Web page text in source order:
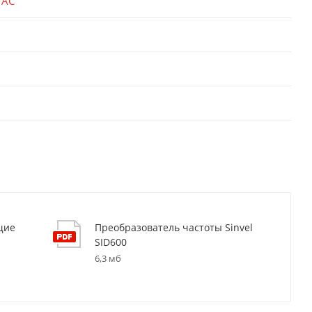
Преобразователь частоты Sinvel
SID600
6,3 мб